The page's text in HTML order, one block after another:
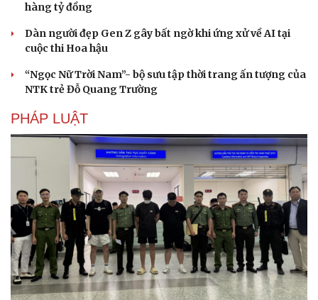
hàng tỷ đồng
Dàn người đẹp Gen Z gây bất ngờ khi ứng xử về AI tại
cuộc thi Hoa hậu
“Ngọc Nữ Trời Nam”- bộ sưu tập thời trang ấn tượng của
NTK trẻ Đỗ Quang Trường
PHÁP LUẬT